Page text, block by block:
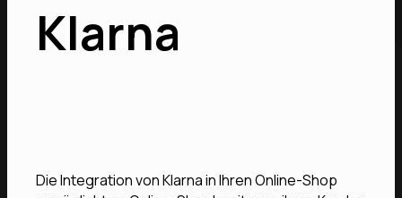
Klarna
Die Integration von Klarna in Ihren Online-Shop